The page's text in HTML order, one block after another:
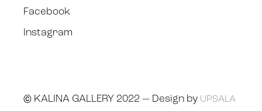
Facebook
Instagram
© KALINA GALLERY 2022 — Design by UPSALA